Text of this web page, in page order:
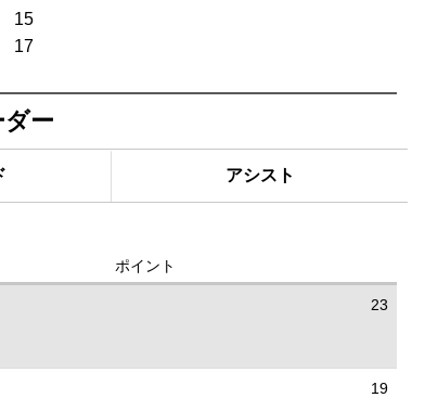
15
17
ー
アシスト
ポイント
23
19